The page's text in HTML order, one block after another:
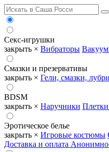
Секс-игрушки
закрыть × Вибраторы
Смазки и презервативы
закрыть × Гели, смазки,
BDSM
закрыть × Наручники
Эротическое белье
закрыть × Игровые костюмы
Доставка и оплата